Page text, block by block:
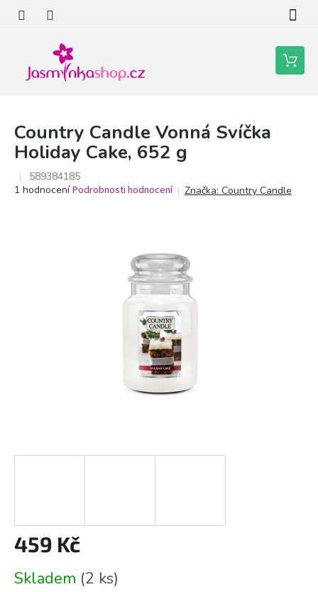
obsah
Nákupní
košík
Country Candle Vonná Svíčka
Holiday Cake, 652 g
589384185
Průměrné
1 hodnocení Podrobnosti hodnocení Značka: Country Candle
459 Kč
cena:
Skladem (2 ks)